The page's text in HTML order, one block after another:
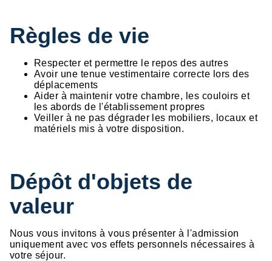
Règles de vie
Respecter et permettre le repos des autres
Avoir une tenue vestimentaire correcte lors des
déplacements
Aider à maintenir votre chambre, les couloirs et
les abords de l'établissement propres
Veiller à ne pas dégrader les mobiliers, locaux et
matériels mis à votre disposition.
Dépôt d'objets de
valeur
Nous vous invitons à vous présenter à l'admission
uniquement avec vos effets personnels nécessaires à
votre séjour.